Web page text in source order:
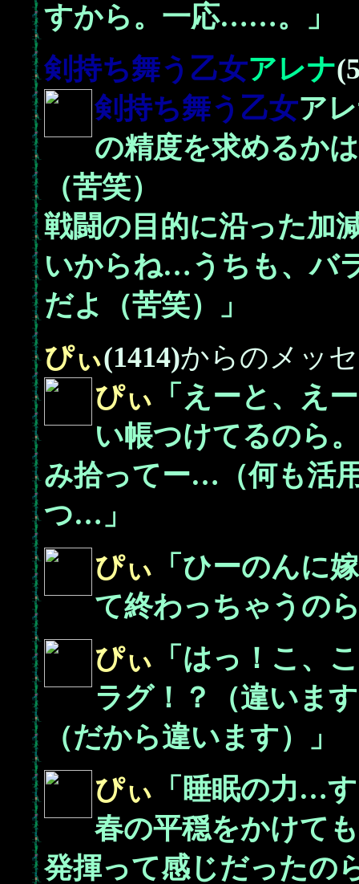
すから。一応……。」
剣持ち舞う乙女アレナ
剣持ち舞う乙女ア
の精度を求めるか
（苦笑）
戦闘の目的に沿った加
いからね…うちも、バ
だよ（苦笑）」
ぴぃ(1414)からのメッ
ぴぃ 「えーと、
い帳つけてるのら
み拾ってー…（何も活
つ…」
ぴぃ 「ひーのんに
て終わっちゃうの
ぴぃ 「はっ！こ、
ラグ！？（違いま
（だから違います）」
ぴぃ 「睡眠の力…
春の平穏をかけて
発揮って感じだったの